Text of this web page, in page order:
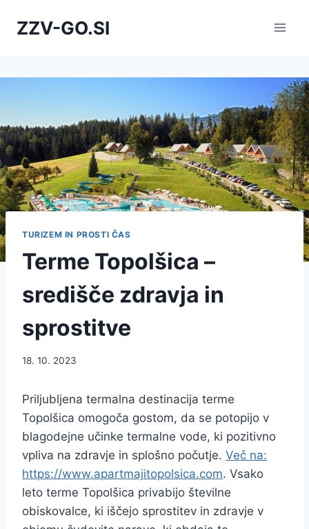
ZZV-GO.SI
TURIZEM IN PROSTI ČAS
Terme Topolšica –
središče zdravja in
sprostitve
18. 10. 2023
Priljubljena termalna destinacija terme
Topolšica omogoča gostom, da se potopijo v
blagodejne učinke termalne vode, ki pozitivno
vpliva na zdravje in splošno počutje. Več na:
https://www.apartmajitopolsica.com. Vsako
leto terme Topolšica privabijo številne
obiskovalce, ki iščejo sprostitev in zdravje v